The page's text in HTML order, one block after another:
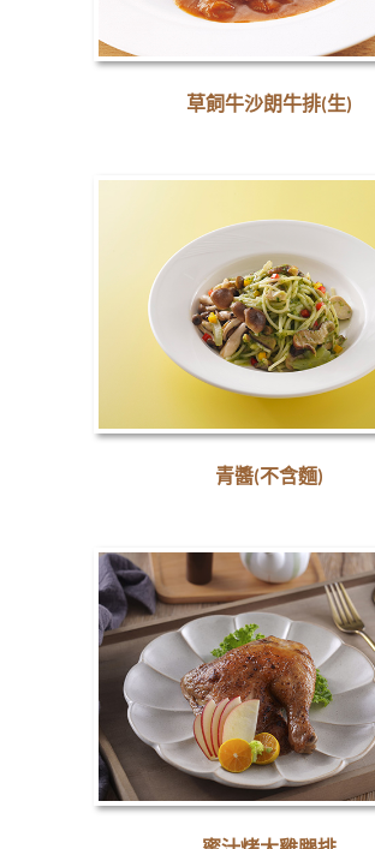
草飼牛沙朗牛排(生)
青醬(不含麵)